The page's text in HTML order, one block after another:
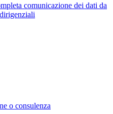
comunicazione dei dati da
o consulenza